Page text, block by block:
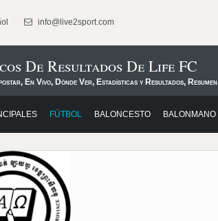
info@live2sport.com
De Resultados De Life FC
En Vivo, Dónde Ver, Estadísticas y Resultados, Resumen
FÚTBOL BALONCESTO BALONMANO